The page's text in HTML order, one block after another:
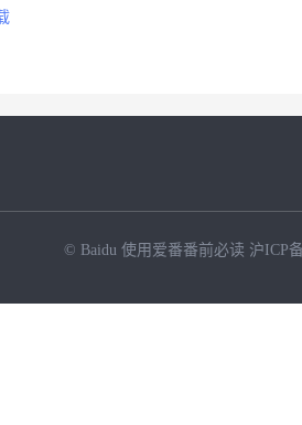
© Baidu 使用爱番番前必读 沪ICP